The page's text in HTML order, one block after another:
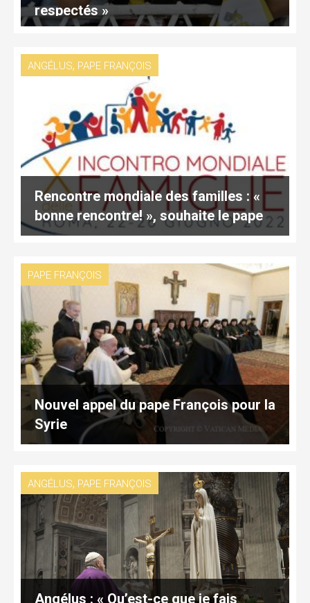
respectés »
ANGÉLUS, PAPE FRANÇOIS
Rencontre mondiale des familles : «
bonne rencontre! », souhaite le pape
PAPE FRANÇOIS
Nouvel appel du pape François pour la
Syrie
ANGÉLUS, PAPE FRANÇOIS
Angélus : « Qu’est-ce que je fais